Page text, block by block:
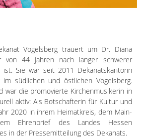
Vogelsberg trauert um Dr. Diana
von 44 Jahren nach langer schwerer
ist. Sie war seit 2011 Dekanatskantorin
südlichen und östlichen Vogelsberg.
war die promovierte Kirchenmusikerin in
aktiv: Als Botschafterin für Kultur und
2020 in ihrem Heimatkreis, dem Main-
Ehrenbrief des Landes Hessen
in der Pressemitteilung des Dekanats.